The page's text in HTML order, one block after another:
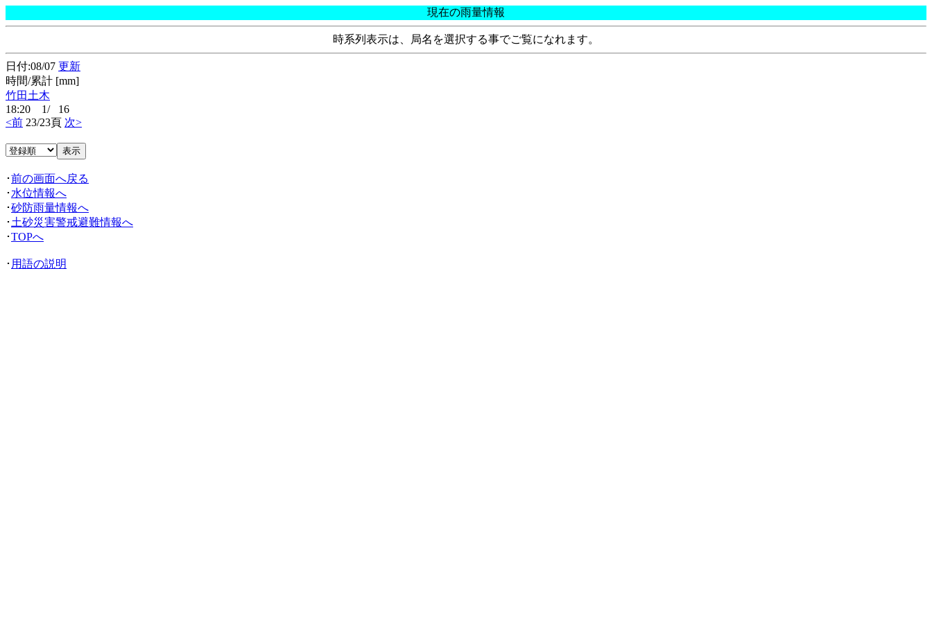
現在の雨量情報
時系列表示は、局名を選択する事でご覧になれます。
日付:08/07 更新
時間/累計 [mm]
竹田土木
18:20 1/ 16
<前 23/23頁 次>
･前の画面へ戻る
･ 水位情報へ
･砂防雨量情報へ
･ 土砂災害警戒避難情報へ
･TOPへ
･ 用語の説明